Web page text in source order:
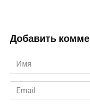
Добавить
Имя
*
Email
*